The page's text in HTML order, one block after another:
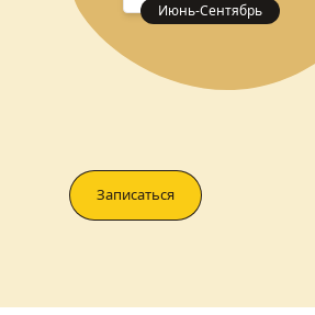
Июнь-Сентябрь
Записаться